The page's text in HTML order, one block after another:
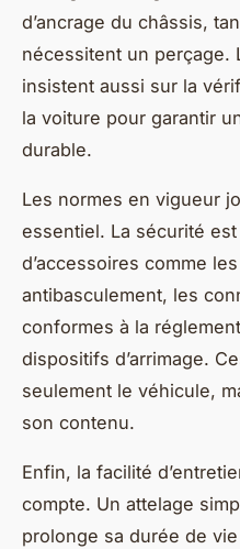
d’ancrage du châssis,
nécessitent un perçage.
insistent aussi sur la
la voiture pour garantir
durable.
Les normes en vigueur
essentiel. La sécurité
d’accessoires comme
antibasculement, les
conformes à la
dispositifs d’arrimage.
seulement le véhicule,
son contenu.
Enfin, la facilité
compte. Un attelage
prolonge sa durée de